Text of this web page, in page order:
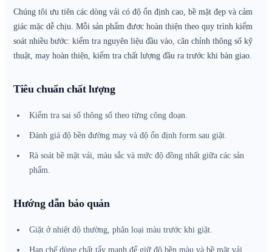
Chúng tôi ưu tiên các dòng vải có độ ổn định cao, bề mặt đẹp và cảm
giác mặc dễ chịu. Mỗi sản phẩm được hoàn thiện theo quy trình kiểm
soát nhiều bước: kiểm tra nguyên liệu đầu vào, căn chỉnh thông số kỹ
thuật, may hoàn thiện, kiểm tra chất lượng đầu ra trước khi bàn giao.
Tiêu chuẩn chất lượng
Kiểm tra sai số thông số theo từng công đoạn.
Đánh giá độ bền đường may và độ ổn định form sau giặt.
Rà soát bề mặt vải, màu sắc và mức độ đồng nhất giữa các sản
phẩm.
Hướng dẫn bảo quản
Giặt ở nhiệt độ thường, phân loại màu trước khi giặt.
Hạn chế dùng chất tẩy mạnh để giữ độ bền màu và bề mặt vải.